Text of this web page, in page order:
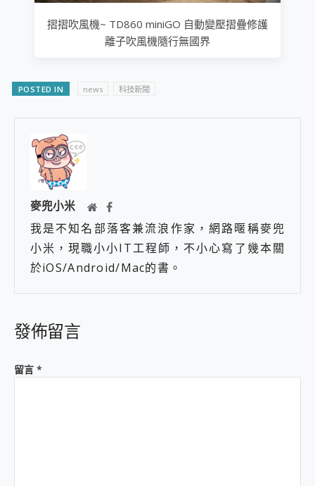
摺摺吹風機~ TD860 miniGO 自動變壓摺疊修護
離子吹風機隨行無國界
POSTED IN news 科技新聞
麥兜小米
我是不知名部落客兼流浪作家，網路暱稱麥兜
小米，現職小小IT工程師，不小心寫了幾本關
於iOS/Android/Mac的書。
發佈留言
留言 *